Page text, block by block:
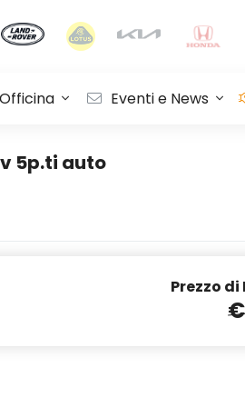
Officina Eventi e News
5p.ti auto
Prezzo di